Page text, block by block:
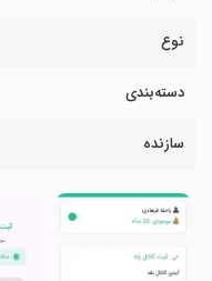
نوع
دسته‌بندی
سازنده